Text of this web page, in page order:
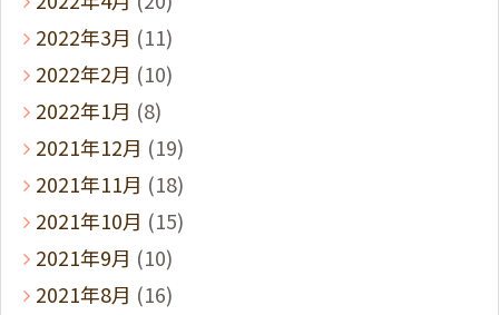
2022年3月 (11)
2022年2月 (10)
2022年1月 (8)
2021年12月 (19)
2021年11月 (18)
2021年10月 (15)
2021年9月 (10)
2021年8月 (16)